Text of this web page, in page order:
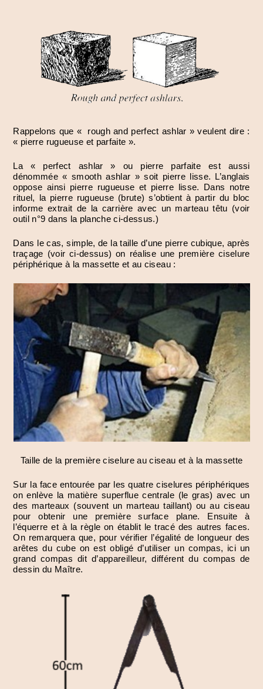
Rappelons que « rough and perfect ashlar » veulent dire :
« pierre rugueuse et parfaite ».
La « perfect ashlar » ou pierre parfaite est aussi
dénommée « smooth ashlar » soit pierre lisse. L’anglais
oppose ainsi pierre rugueuse et pierre lisse. Dans notre
rituel, la pierre rugueuse (brute) s’obtient à partir du bloc
informe extrait de la carrière avec un marteau têtu (voir
outil n°9 dans la planche ci-dessus.)
Dans le cas, simple, de la taille d’une pierre cubique, après
traçage (voir ci-dessus) on réalise une première ciselure
périphérique à la massette et au ciseau :
Taille de la première ciselure au ciseau et à la massette
Sur la face entourée par les quatre ciselures périphériques
on enlève la matière superflue centrale (le gras) avec un
des marteaux (souvent un marteau taillant) ou au ciseau
pour obtenir une première surface plane. Ensuite à
l’équerre et à la règle on établit le tracé des autres faces.
On remarquera que, pour vérifier l’égalité de longueur des
arêtes du cube on est obligé d’utiliser un compas, ici un
grand compas dit d’appareilleur, différent du compas de
dessin du Maître.